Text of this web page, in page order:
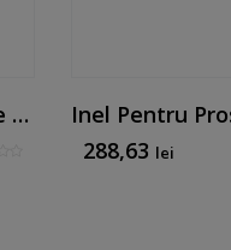
Suport Pentru Prosoape De Hotel, Cromat
Inel Pentru
288,63 lei